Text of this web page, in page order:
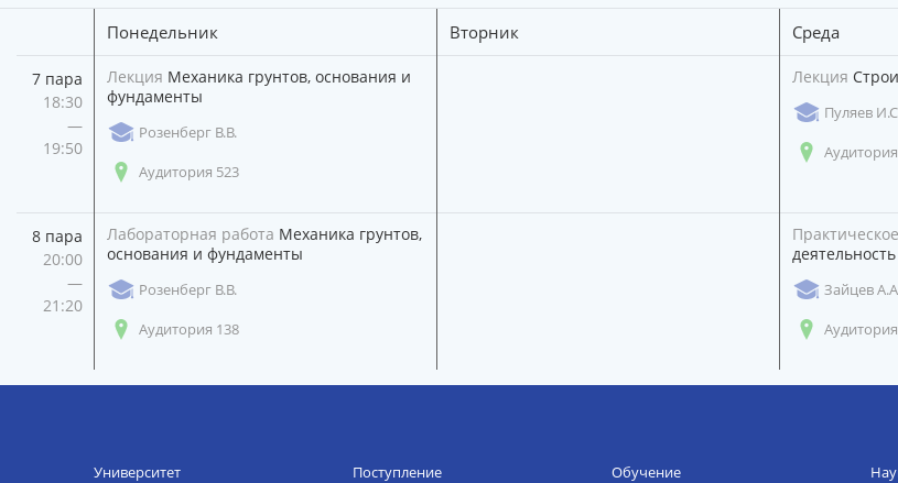
Понедельник Вторник Среда
7 пара
18:30
—
19:50
Лекция Механика грунтов, основания и
фундаменты
Розенберг В.В.
Аудитория 523
Лекция
Пуляев
8 пара
20:00
—
21:20
Лабораторная работа Механика грунтов,
основания и фундаменты
Розенберг В.В.
Аудитория 138
деятельность
Зайцев
Университет Поступление Обучение